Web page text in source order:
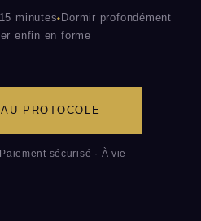
minutes Dormir profondément
enfin en forme
PROTOCOLE
sécurisé · À vie